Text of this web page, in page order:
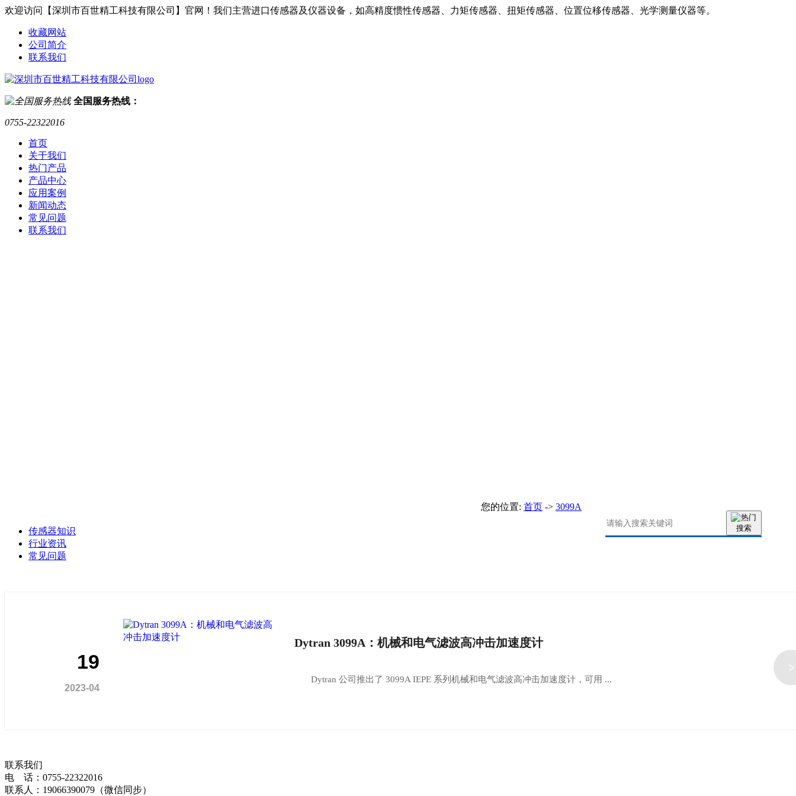
欢迎访问【深圳市百世精工科技有限公司】官网！我们主营进口传感器及仪器设备，如高精度惯性传感器、力矩传感器、扭矩传感器、位置位移传感器、光学测量仪器等。
收藏网站
公司简介
联系我们
全国服务热线：
0755-22322016
首页
关于我们
热门产品
产品中心
应用案例
新闻动态
常见问题
联系我们
您的位置: 首页 -> 3099A
传感器知识
行业资讯
常见问题
19
2023-04
Dytran 3099A：机械和电气滤波高冲击加速度计
Dytran 公司推出了 3099A IEPE 系列机械和电气滤波高冲击加速度计，可用 ...
>
联系我们
电 话：0755-22322016
联系人：19066390079（微信同步）